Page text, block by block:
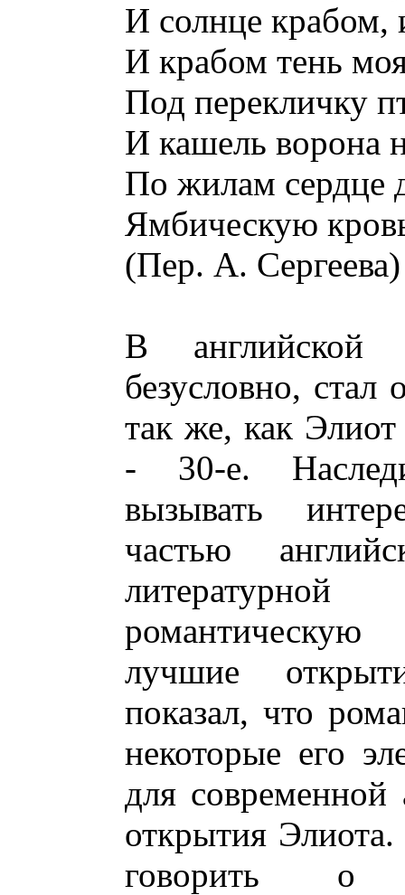
И солнце крабом,
И крабом тень
Под перекличку
И кашель ворона
По жилам сердце
Ямбическую
(Пер. А. Сергеева)
В английской
безусловно, стал
так же, как
- 30-е.
вызывать
частью
лучшие
показал, что
некоторые его
для современной
открытия Элиота.
говорить о